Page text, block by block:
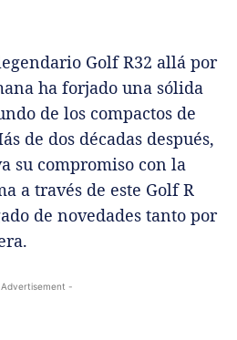
Golf R32 allá por
ha forjado una sólida
de los compactos de
de dos décadas después,
su compromiso con la
a través de este Golf R
de novedades tanto por
-